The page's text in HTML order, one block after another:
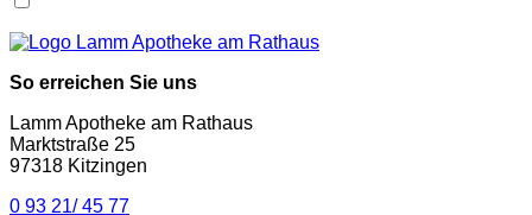
So erreichen Sie uns
Lamm Apotheke am Rathaus
Marktstraße 25
97318 Kitzingen
0 93 21/ 45 77